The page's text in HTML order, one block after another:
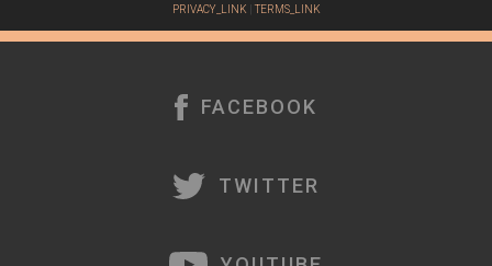
é
PRIVACY_LINK |TERMS_LINK
FACEBOOK
TWITTER